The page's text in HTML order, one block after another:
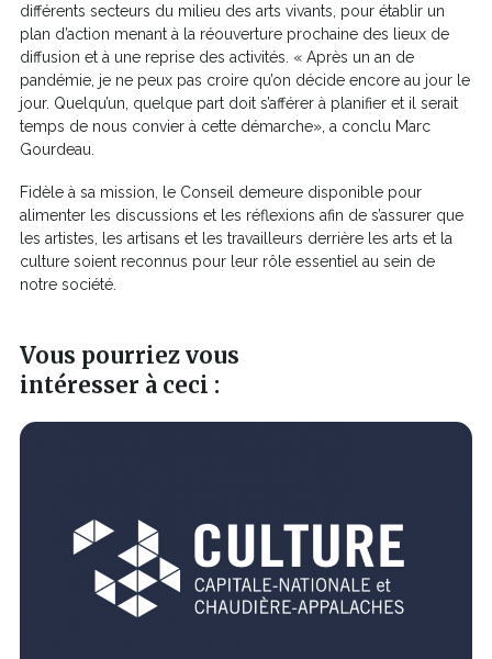
différents secteurs du milieu des arts vivants, pour établir un
plan d’action menant à la réouverture prochaine des lieux de
diffusion et à une reprise des activités. « Après un an de
pandémie, je ne peux pas croire qu’on décide encore au jour le
jour. Quelqu’un, quelque part doit s’afférer à planifier et il serait
temps de nous convier à cette démarche», a conclu Marc
Gourdeau.
Fidèle à sa mission, le Conseil demeure disponible pour
alimenter les discussions et les réflexions afin de s’assurer que
les artistes, les artisans et les travailleurs derrière les arts et la
culture soient reconnus pour leur rôle essentiel au sein de
notre société.
Vous pourriez vous
intéresser à ceci :